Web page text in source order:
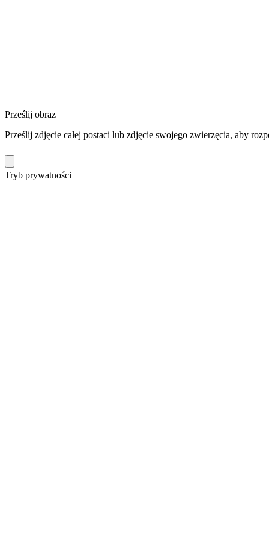
Prześlij obraz
Prześlij zdjęcie całej postaci lub zdjęcie swojego zwierzęcia, aby
Tryb prywatności